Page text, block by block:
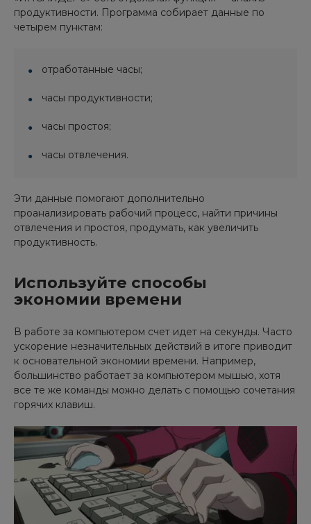
продуктивности. Программа собирает данные по
четырем пунктам:
отработанные часы;
часы продуктивности;
часы простоя;
часы отвлечения.
Эти данные помогают дополнительно
проанализировать рабочий процесс, найти причины
отвлечения и простоя, продумать, как увеличить
продуктивность.
Используйте способы
экономии времени
В работе за компьютером счет идет на секунды. Часто
ускорение незначительных действий в итоге приводит
к основательной экономии времени. Например,
большинство работает за компьютером мышью, хотя
все те же команды можно делать с помощью сочетания
горячих клавиш.